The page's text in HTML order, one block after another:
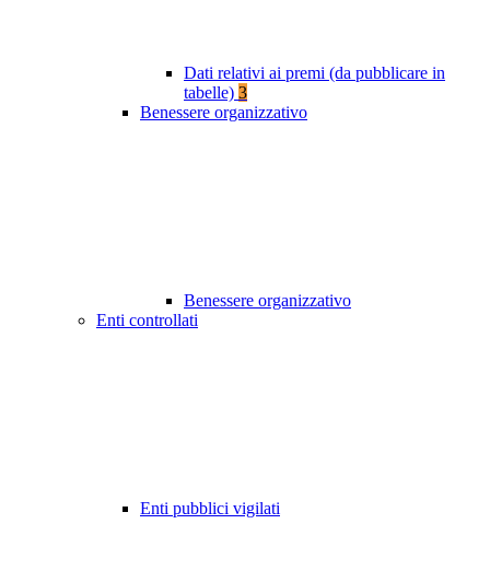
Dati relativi ai premi (da pubblicare in
tabelle) 3
Benessere organizzativo
Benessere organizzativo
Enti controllati
Enti pubblici vigilati